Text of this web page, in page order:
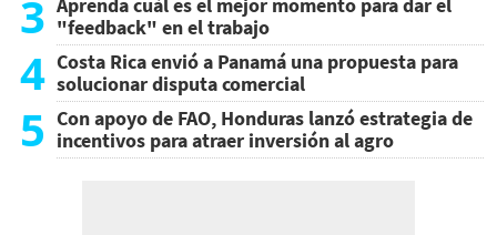
3 Aprenda cuál es el mejor momento para dar el
"feedback" en el trabajo
4 Costa Rica envió a Panamá una propuesta para
solucionar disputa comercial
5 Con apoyo de FAO, Honduras lanzó estrategia de
incentivos para atraer inversión al agro